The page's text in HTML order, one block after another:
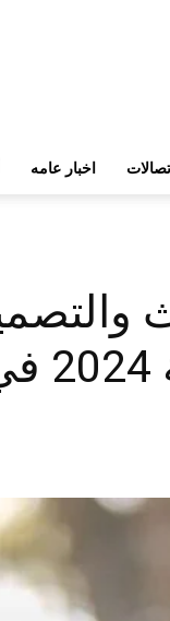
اخبار عامه
الداخلي إلى معرض تجهيزات